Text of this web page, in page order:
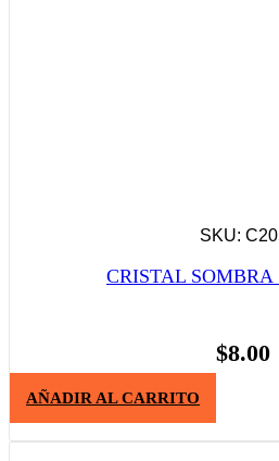
SKU:
CRISTAL SOMBRA
$8.00
AÑADIR AL CARRITO